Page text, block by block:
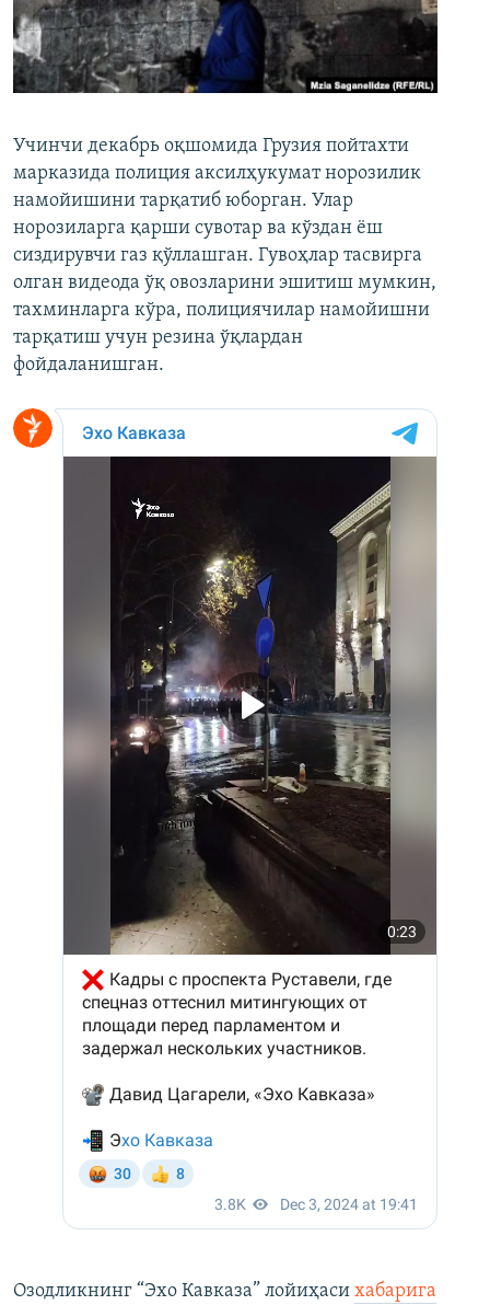
Учинчи декабрь оқшомида Грузия пойтахти
марказида полиция аксилҳукумат норозилик
намойишини тарқатиб юборган. Улар
норозиларга қарши сувотар ва кўздан ёш
сиздирувчи газ қўллашган. Гувоҳлар тасвирга
олган видеода ўқ овозларини эшитиш мумкин,
тахминларга кўра, полициячилар намойишни
тарқатиш учун резина ўқлардан
фойдаланишган.
Озодликнинг “Эхо Кавказа” лойиҳаси хабарига